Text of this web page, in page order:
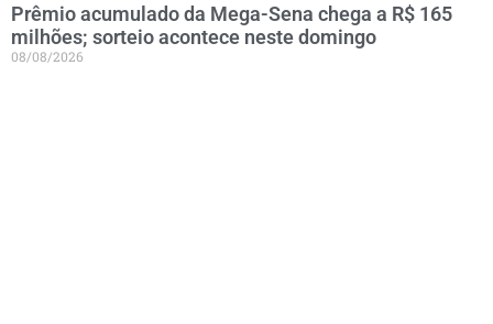
Prêmio acumulado da Mega-Sena chega a R$ 165
milhões; sorteio acontece neste domingo
08/08/2026